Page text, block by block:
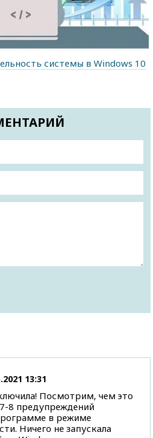
системы в Windows 10
13:31
Посмотрим, чем это
8 предупреждений
в режиме
Ничего не запускала